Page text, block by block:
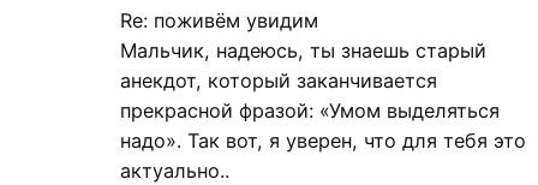
Re: поживём увидим
Мальчик, надеюсь, ты знаешь старый
анекдот, который заканчивается
прекрасной фразой: «Умом выделяться
надо». Так вот, я уверен, что для тебя это
актуально..